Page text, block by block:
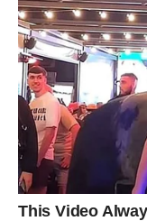
otvaraju vrata koja
Jedna velika
ostvarenju
Zvijezde pokazuju
važan korak prema
mnogo znači.
To može biti nešto